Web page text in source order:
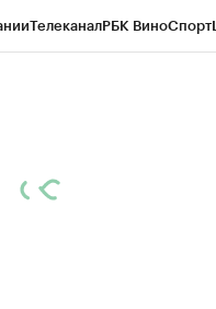
ТелеканалРБК ВиноСпорт